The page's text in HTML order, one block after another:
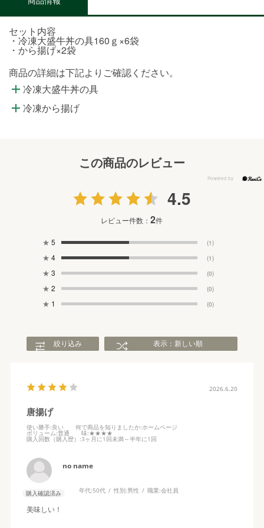
セット内容
・冷凍大盛牛丼の具160ｇ×6袋
・から揚げ×2袋
商品の詳細は下記よりご確認ください。
冷凍大盛牛丼の具
冷凍から揚げ
この商品のレビュー
4.5
レビュー件数：2件
★ 5 (1)
★ 4 (1)
★ 3 (0)
★ 2 (0)
★ 1 (0)
絞り込み 表示：新しい順
2026.6.20
唐揚げ
使い勝手:良い 何で商品を知りましたか:ホームページ
ボリューム:普通 味:★★★★
購入回数（購入歴） :3ヶ月に1回未満～半年に1回
no name
購入確認済み 年代:50代 性別:男性 職業:会社員
美味しい！